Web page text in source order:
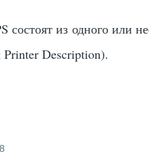
состоят из одного или
Description).